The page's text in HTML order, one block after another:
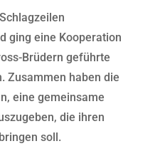
ging eine Kooperation
Brüdern geführte
Zusammen haben die
eine gemeinsame
die ihren
soll.